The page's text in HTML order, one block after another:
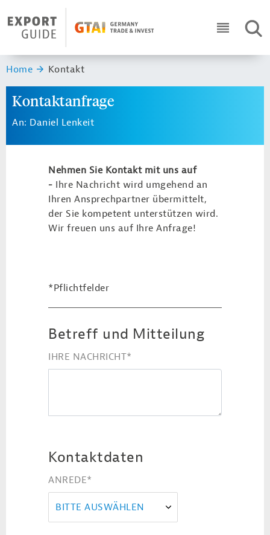
Header Logo
ICON
Sie sind hier:
Home Kontakt
Kontaktanfrage
An: Daniel Lenkeit
Nehmen Sie Kontakt mit uns auf
- Ihre Nachricht wird umgehend an
Ihren Ansprechpartner übermittelt,
der Sie kompetent unterstützen wird.
Wir freuen uns auf Ihre Anfrage!
*Pflichtfelder
Betreff und Mitteilung
IHRE NACHRICHT*
Kontaktdaten
ANREDE*
BITTE AUSWÄHLEN